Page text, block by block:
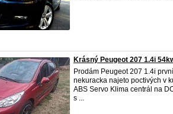
Krásný Peugeot 207 1.4i
Prodám Peugeot 207 1.4i
nekuracka najeto poctivých v
ABS Servo Klima centrál na
s ...